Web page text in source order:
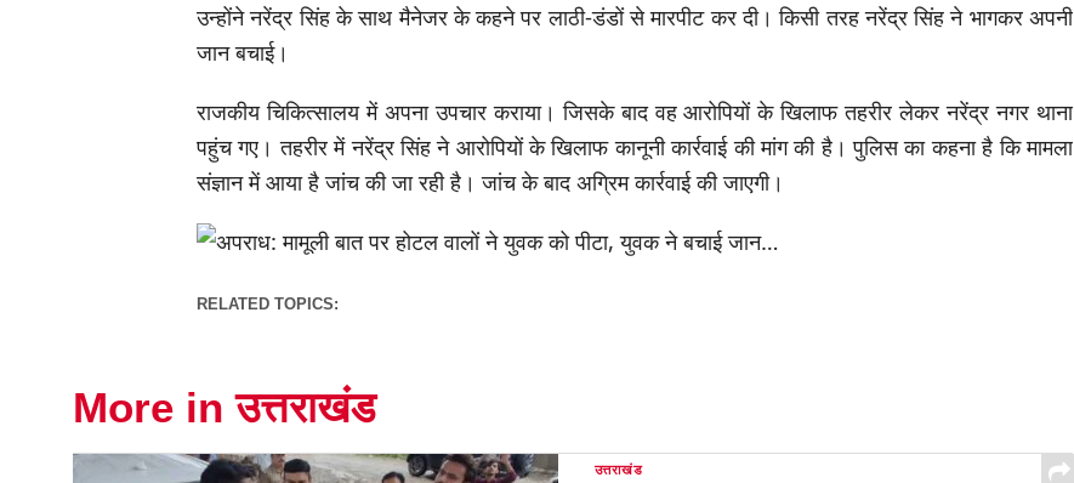
उन्होंने नरेंद्र सिंह के साथ मैनेजर के कहने पर लाठी-डंडों से मारपीट कर दी। किसी तरह नरेंद्र सिंह ने भागकर अपनी
जान बचाई।
राजकीय चिकित्सालय में अपना उपचार कराया। जिसके बाद वह आरोपियों के खिलाफ तहरीर लेकर नरेंद्र नगर थाना
पहुंच गए। तहरीर में नरेंद्र सिंह ने आरोपियों के खिलाफ कानूनी कार्रवाई की मांग की है। पुलिस का कहना है कि मामला
संज्ञान में आया है जांच की जा रही है। जांच के बाद अग्रिम कार्रवाई की जाएगी।
RELATED TOPICS:
More in उत्तराखंड
उत्तराखंड